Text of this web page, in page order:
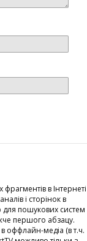
в Інтернеті
і сторінок в
пошукових систем
першого абзацу.
оффлайн-медіа (в т.ч.